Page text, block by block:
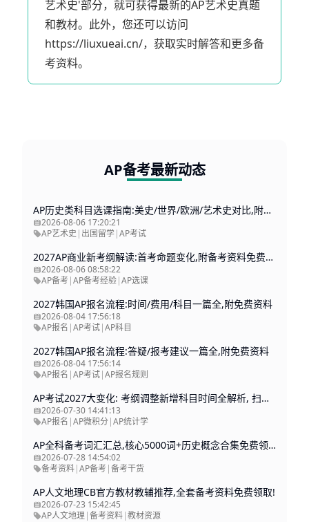
艺术史'部分，就可获得最新的AP艺术史真题
和教材。此外，您还可以访问
https://liuxueai.cn/，获取实时解答和更多备
考资料。
AP备考最新动态
AP历史类科目选课指南:美史/世界/欧洲/艺术史对比,附备考资料
2026-08-06 17:20:21
AP艺术史 | 出国留学|AP考试
2027AP商业新考纲解读:首考命题变化,附备考资料免费领取
2026-08-06 08:58:22
AP备考|AP备考经验|AP选课
2027韩国AP报名流程:时间/费用/科目一篇全,附免费资料
2026-08-04 17:56:18
AP报名 |AP考试|AP科目
2027韩国AP报名流程:答疑/报考建议一篇全,附免费资料
2026-08-04 17:56:14
AP报名 |AP考试|AP报名规则
AP考试2027大变化: 考纲调整新增科目时间全解析, 扫码入群领资料!
2026-07-30 14:41:13
AP报名 |AP微积分 |AP统计学
AP全科备考词汇汇总,核心5000词+历史概念合集免费领取!
2026-07-28 14:54:02
备考资料|AP备考|备考干货
AP人文地理CB官方教材教辅推荐,全套备考资料免费领取!
2026-07-23 15:42:45
AP人文地理 |备考资料|教材资源